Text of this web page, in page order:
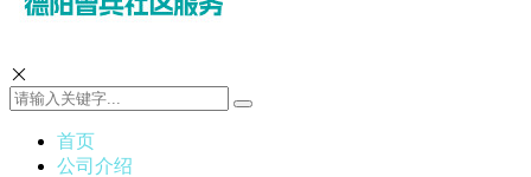
首页
公司介绍